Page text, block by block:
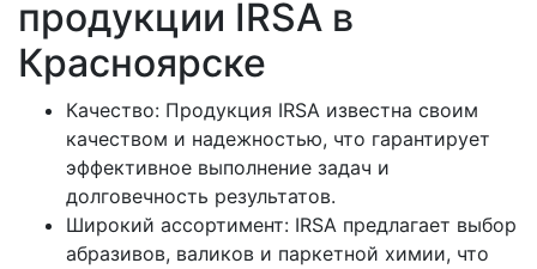
продукции IRSA в
Красноярске
Качество: Продукция IRSA известна своим
качеством и надежностью, что гарантирует
эффективное выполнение задач и
долговечность результатов.
Широкий ассортимент: IRSA предлагает выбор
абразивов, валиков и паркетной химии, что